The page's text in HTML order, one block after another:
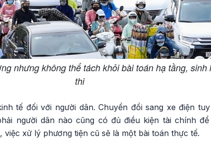
nhưng không thể tách khỏi bài toán hạ tầng, sinh
thi
tế đối với người dân. Chuyển đổi sang xe điện
người dân nào cũng có đủ điều kiện tài chính
việc xử lý phương tiện cũ sẽ là một bài toán thực tế.